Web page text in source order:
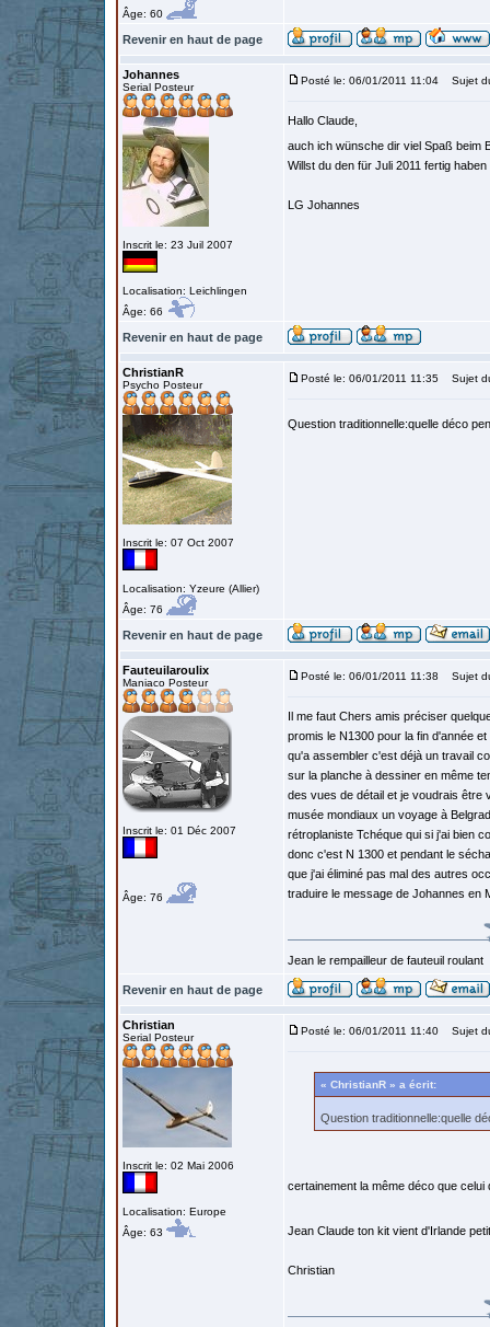
Âge: 60
Revenir en haut de page
Johannes
Serial Posteur
Inscrit le: 23 Juil 2007
Localisation: Leichlingen
Âge: 66
Posté le: 06/01/2011 11:04 Sujet
Hallo Claude,
auch ich wünsche dir viel Spaß beim
Willst du den für Juli 2011 fertig haben
LG Johannes
Revenir en haut de page
ChristianR
Psycho Posteur
Inscrit le: 07 Oct 2007
Localisation: Yzeure (Allier)
Âge: 76
Posté le: 06/01/2011 11:35 Sujet
Question traditionnelle:quelle déco
Revenir en haut de page
Fauteuilaroulix
Maniaco Posteur
Inscrit le: 01 Déc 2007
Âge: 76
Posté le: 06/01/2011 11:38 Sujet
Il me faut Chers amis préciser
promis le N1300 pour la fin d'année
qu'a assembler c'est déjà un travail
sur la planche à dessiner en même
des vues de détail et je voudrais être
musée mondiaux un voyage à
rétroplaniste Tchéque qui si j'ai bien
donc c'est N 1300 et pendant le
que j'ai éliminé pas mal des autres
traduire le message de Johannes en
Jean le rempailleur de fauteuil roulant
Revenir en haut de page
Christian
Serial Posteur
Inscrit le: 02 Mai 2006
Localisation: Europe
Âge: 63
Posté le: 06/01/2011 11:40 Sujet
« ChristianR » a écrit:
Question traditionnelle:quelle
certainement la même déco que
Jean Claude ton kit vient d'Irlande
Christian